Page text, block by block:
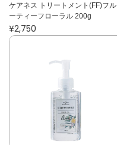
ケアネス トリートメント(FF)フル
ーティーフローラル 200g
¥2,750